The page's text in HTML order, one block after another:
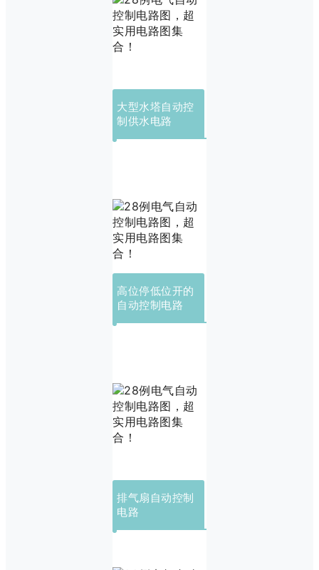
大型水塔自动控
制供水电路
高位停低位开的
自动控制电路
排气扇自动控制
电路